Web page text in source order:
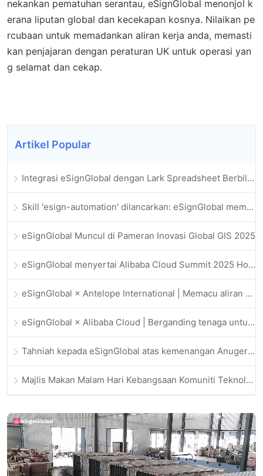
nekankan pematuhan serantau, eSignGlobal menonjol k
erana liputan global dan kecekapan kosnya. Nilaikan pe
rcubaan untuk memadankan aliran kerja anda, memasti
kan penjajaran dengan peraturan UK untuk operasi yan
g selamat dan cekap.
Artikel Popular
Integrasi eSignGlobal dengan Lark Spreadsheet Berbilang Dimensi Dilancarkan Secara Rasmi: Automasi Penuh Proses Menandatangani dan Mengarkib Kontrak Elektronik
Skill 'esign-automation' dilancarkan: eSignGlobal memperkasa OpenClaw dengan tandatangan elektronik automatik
eSignGlobal Muncul di Pameran Inovasi Global GIS 2025
eSignGlobal menyertai Alibaba Cloud Summit 2025 Hong Kong bagi memacu inovasi awan dipacu AI dan kepercayaan digital
eSignGlobal × Antelope International | Memacu aliran kerja digital yang selamat dan dipacu AI
eSignGlobal × Alibaba Cloud | Berganding tenaga untuk memperkukuh kepercayaan digital global bagi fintech
Tahniah kepada eSignGlobal atas kemenangan Anugerah CAHK STAR 2025
Majlis Makan Malam Hari Kebangsaan Komuniti Teknologi dan Inovasi Hong Kong